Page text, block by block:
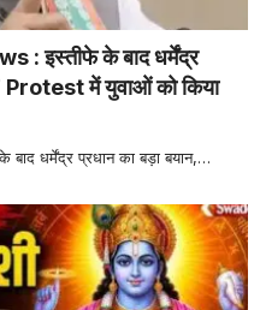
इस्तीफे के बाद धर्मेंद्र
Protest में युवाओं को किया
धर्मेंद्र प्रधान का बड़ा बयान,…